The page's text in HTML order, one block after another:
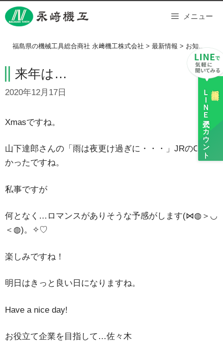
Skip
to
ＬＩＮＥ
公式アカウント
メニュー
福島県の機械工具総合商社 永﨑機工株式会社 > 最新情報 > お知らせ >
来年は…
2020年12月17日
Xmasですね。
山下達郎さんの「雨は夜更け過ぎに・・・」JRのCM良
かったですね。
私事ですが
何となく…ロマンスがありそうな予感がします(⋈◍＞◡
＜◍)。✧♡
楽しみですね！
明日はきっと良い日になりますね。
Have a nice day!
お役立て企業を目指して…佐々木